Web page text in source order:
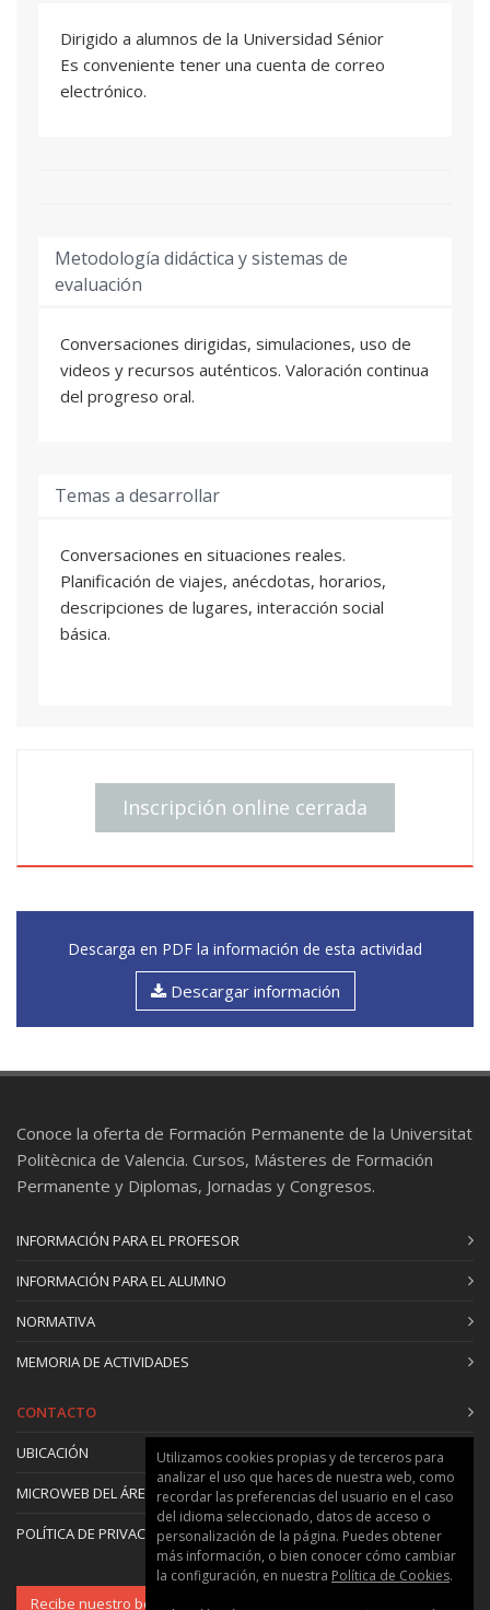
Dirigido a alumnos de la Universidad Sénior
Es conveniente tener una cuenta de correo
electrónico.
Metodología didáctica y sistemas de
evaluación
Conversaciones dirigidas, simulaciones, uso de
videos y recursos auténticos. Valoración continua
del progreso oral.
Temas a desarrollar
Conversaciones en situaciones reales.
Planificación de viajes, anécdotas, horarios,
descripciones de lugares, interacción social
básica.
Inscripción online cerrada
Descarga en PDF la información de esta actividad
Descargar información
Conoce la oferta de Formación Permanente de la Universitat
Politècnica de Valencia. Cursos, Másteres de Formación
Permanente y Diplomas, Jornadas y Congresos.
INFORMACIÓN PARA EL PROFESOR
INFORMACIÓN PARA EL ALUMNO
NORMATIVA
MEMORIA DE ACTIVIDADES
CONTACTO
UBICACIÓN
MICROWEB DEL ÁREA
POLÍTICA DE PRIVACIDAD Y COOKIES
Recibe nuestro boletín
Utilizamos cookies propias y de terceros para
analizar el uso que haces de nuestra web, como
recordar las preferencias del usuario en el caso
del idioma seleccionado, datos de acceso o
personalización de la página. Puedes obtener
más información, o bien conocer cómo cambiar
la configuración, en nuestra Política de Cookies.